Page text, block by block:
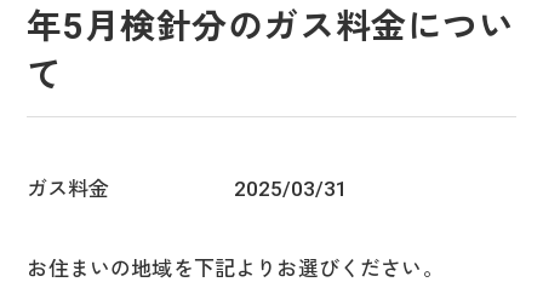
年5月検針分のガス料金につい
て
ガス料金 2025/03/31
お住まいの地域を下記よりお選びください。